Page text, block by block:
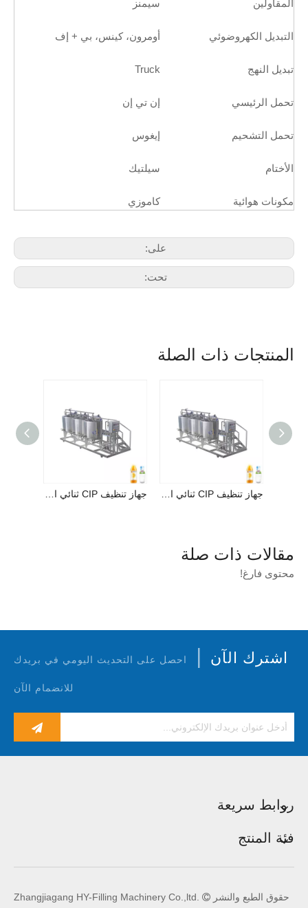
المقاولين سيمنز
التبديل الكهروضوئي أومرون، كينس، بي + إف
تبديل النهج Truck
تحمل الرئيسي إن تي إن
تحمل التشحيم إيغوس
الأختام سيلتيك
مكونات هوائية كاموزي
على:
تحت:
المنتجات ذات الصلة
مقالات ذات صلة
محتوى فارغ!
اشترك الآن | احصل على التحديث اليومي في بريدك
للانضمام الآن
روابط سريعة
فئة المنتج
حقوق الطبع والنشر 
Zhangjiagang HY-Filling Machinery Co.,ltd.